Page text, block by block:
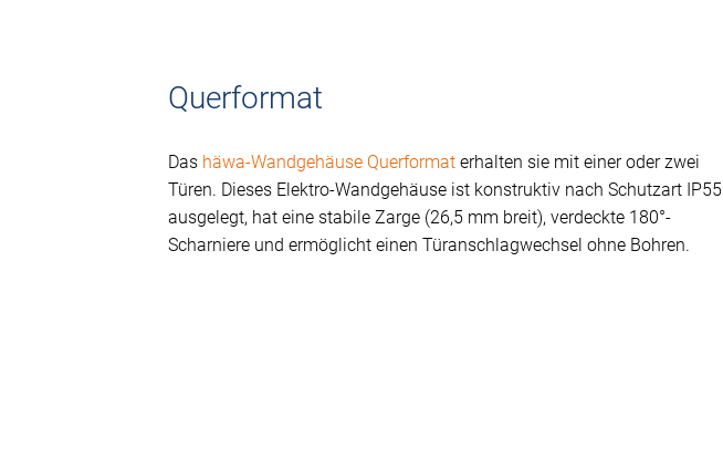
Querformat
Das häwa-Wandgehäuse Querformat erhalten sie mit einer oder zwei
Türen. Dieses Elektro-Wandgehäuse ist konstruktiv nach Schutzart IP55
ausgelegt, hat eine stabile Zarge (26,5 mm breit), verdeckte 180°-
Scharniere und ermöglicht einen Türanschlagwechsel ohne Bohren.